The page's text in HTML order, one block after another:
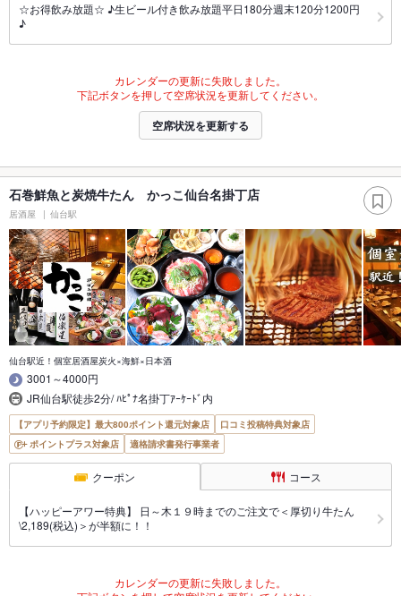
☆お得飲み放題☆ ♪生ビール付き飲み放題平日180分週末120分1200円
♪
カレンダーの更新に失敗しました。
下記ボタンを押して空席状況を更新してください。
空席状況を更新する
石巻鮮魚と炭焼牛たん かっこ仙台名掛丁店
居酒屋 仙台駅
仙台駅近！個室居酒屋炭火×海鮮×日本酒
3001～4000円
JR仙台駅徒歩2分/ ﾊﾋﾟﾅ名掛丁ｱｰｹｰﾄﾞ内
【アプリ予約限定】最大800ポイント還元対象店
口コミ投稿特典対象店
ポイントプラス対象店
適格請求書発行事業者
クーポン コース
【ハッピーアワー特典】 日～木１９時までのご注文で＜厚切り牛たん
\2,189(税込)＞が半額に！！
カレンダーの更新に失敗しました。